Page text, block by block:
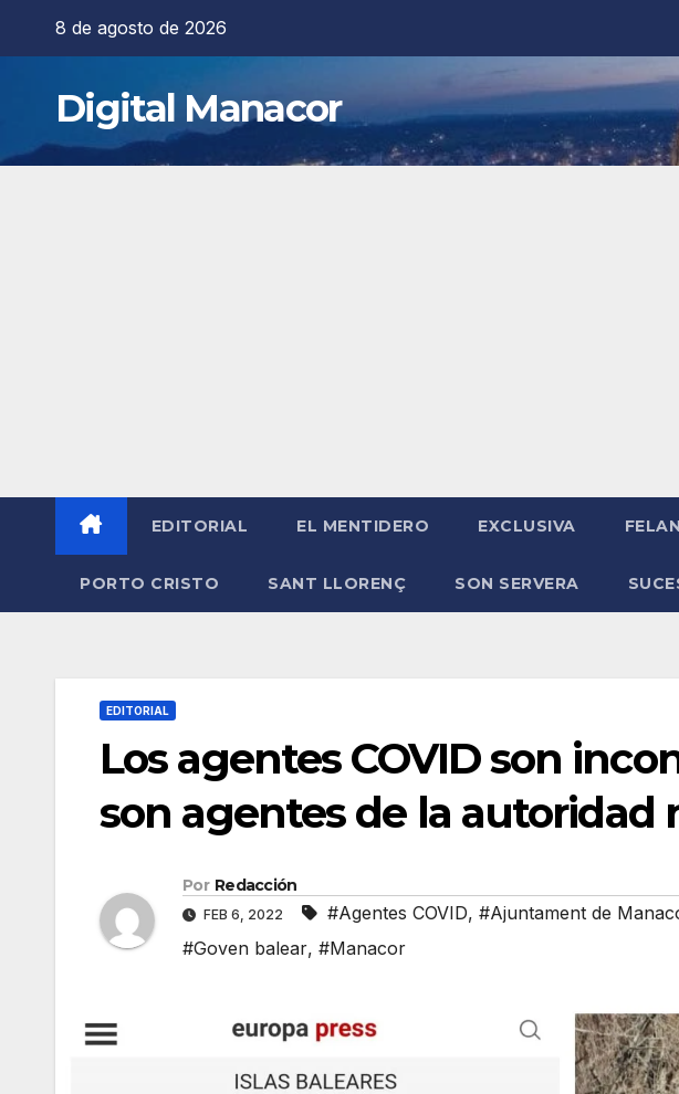
8 de agosto de 2026
Digital Manacor
EDITORIAL EL MENTIDERO EXCLUSIVA
PORTO CRISTO SANT LLORENÇ SON SERVERA
EDITORIAL
Los agentes COVID son
son agentes de la
Por Redacción
FEB 6, 2022 #Agentes COVID, #Ajuntament de
#Goven balear, #Manacor